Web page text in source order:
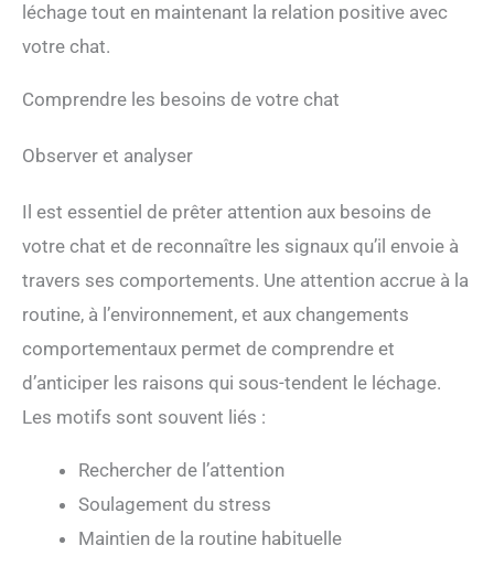
léchage tout en maintenant la relation positive avec
votre chat.
Comprendre les besoins de votre chat
Observer et analyser
Il est essentiel de prêter attention aux besoins de
votre chat et de reconnaître les signaux qu’il envoie à
travers ses comportements. Une attention accrue à la
routine, à l’environnement, et aux changements
comportementaux permet de comprendre et
d’anticiper les raisons qui sous-tendent le léchage.
Les motifs sont souvent liés :
Rechercher de l’attention
Soulagement du stress
Maintien de la routine habituelle